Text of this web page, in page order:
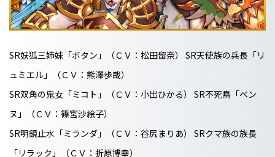
SR妖狐三姉妹「ボタン」（ＣＶ：松田留奈） SR天使族の兵長「リ
ュミエル」（ＣＶ：熊澤歩哉）
SR双角の鬼女「ミコト」（ＣＶ：小出ひかる） SR不死鳥「ベン
ヌ」（ＣＶ：篠宮沙絵子）
SR明鏡止水「ミランダ」（ＣＶ：谷尻まりあ） SRクマ族の族長
「リラック」（ＣＶ：折原博幸）